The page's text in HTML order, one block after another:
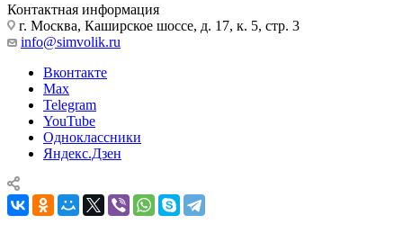
Контактная информация
г. Москва, Каширское шоссе, д. 17, к. 5, стр. 3
info@simvolik.ru
Вконтакте
Max
Telegram
YouTube
Одноклассники
Яндекс.Дзен